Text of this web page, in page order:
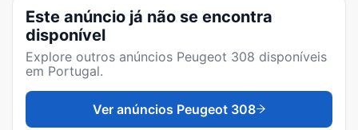
Este anúncio já não se encontra
disponível
Explore outros anúncios Peugeot 308 disponíveis
em Portugal.
Ver anúncios Peugeot 308